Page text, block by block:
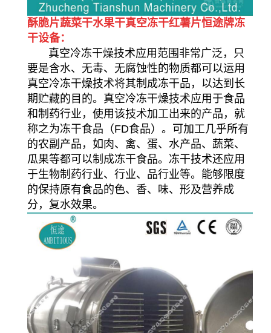
酥脆片蔬菜干水果干真空冻干红薯片恒途牌冻
干设备：
真空冷冻干燥技术应用范围非常广泛，只
要是含水、无毒、无腐蚀性的物质都可以运用
真空冷冻干燥技术将其制成冻干品，以达到长
期贮藏的目的。真空冷冻干燥技术应用于食品
和制药行业，使用该技术加工出来的产品，就
称之为冻干食品（FD食品）。可加工几乎所有
的农副产品，如肉、禽、蛋、水产品、蔬菜、
瓜果等都可以制成冻干食品。冻干技术还应用
于生物制药行业、行业、品行业等。能够限度
的保持原有食品的色、香、味、形及营养成
分，复水效果。